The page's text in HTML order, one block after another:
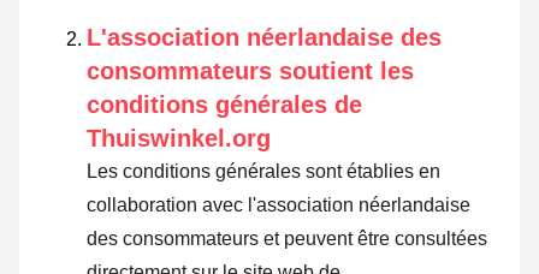
L'association néerlandaise des
consommateurs soutient les
conditions générales de
Thuiswinkel.org
Les conditions générales sont établies en
collaboration avec l'association néerlandaise
des consommateurs et peuvent être consultées